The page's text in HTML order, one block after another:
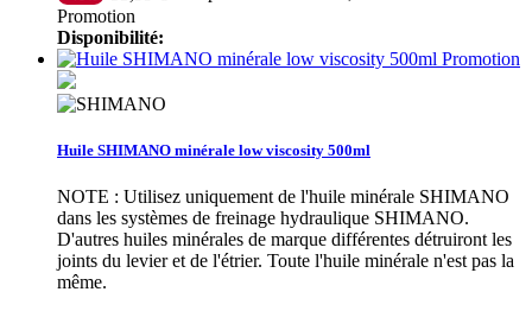
Promotion
Disponibilité:
Promotion
Huile SHIMANO minérale low viscosity 500ml
NOTE : Utilisez uniquement de l'huile minérale SHIMANO
dans les systèmes de freinage hydraulique SHIMANO.
D'autres huiles minérales de marque différentes détruiront les
joints du levier et de l'étrier. Toute l'huile minérale n'est pas la
même.